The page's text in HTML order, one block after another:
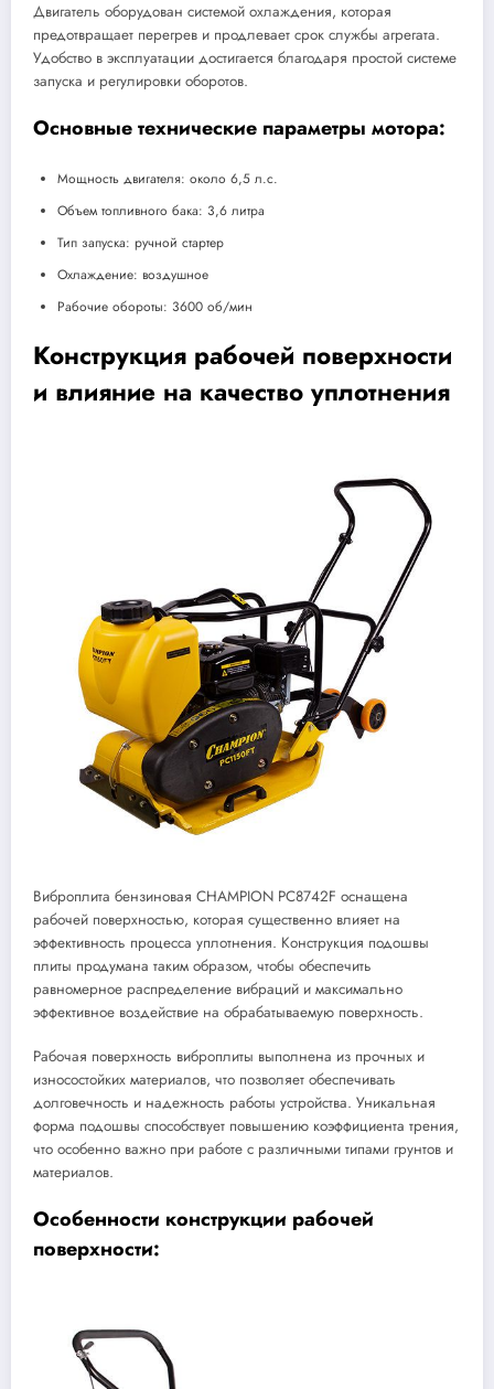
Двигатель оборудован системой охлаждения, которая
предотвращает перегрев и продлевает срок службы агрегата.
Удобство в эксплуатации достигается благодаря простой системе
запуска и регулировки оборотов.
Основные технические параметры мотора:
Мощность двигателя: около 6,5 л.с.
Объем топливного бака: 3,6 литра
Тип запуска: ручной стартер
Охлаждение: воздушное
Рабочие обороты: 3600 об/мин
Конструкция рабочей поверхности
и влияние на качество уплотнения
Виброплита бензиновая CHAMPION PC8742F оснащена
рабочей поверхностью, которая существенно влияет на
эффективность процесса уплотнения. Конструкция подошвы
плиты продумана таким образом, чтобы обеспечить
равномерное распределение вибраций и максимально
эффективное воздействие на обрабатываемую поверхность.
Рабочая поверхность виброплиты выполнена из прочных и
износостойких материалов, что позволяет обеспечивать
долговечность и надежность работы устройства. Уникальная
форма подошвы способствует повышению коэффициента трения,
что особенно важно при работе с различными типами грунтов и
материалов.
Особенности конструкции рабочей
поверхности: